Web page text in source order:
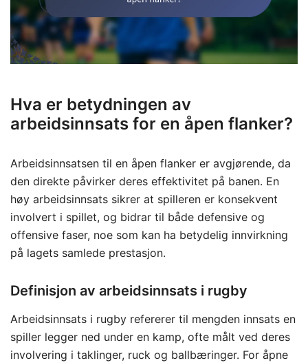
Hva er betydningen av
arbeidsinnsats for en åpen flanker?
Arbeidsinnsatsen til en åpen flanker er avgjørende, da
den direkte påvirker deres effektivitet på banen. En
høy arbeidsinnsats sikrer at spilleren er konsekvent
involvert i spillet, og bidrar til både defensive og
offensive faser, noe som kan ha betydelig innvirkning
på lagets samlede prestasjon.
Definisjon av arbeidsinnsats i rugby
Arbeidsinnsats i rugby refererer til mengden innsats en
spiller legger ned under en kamp, ofte målt ved deres
involvering i taklinger, ruck og ballbæringer. For åpne